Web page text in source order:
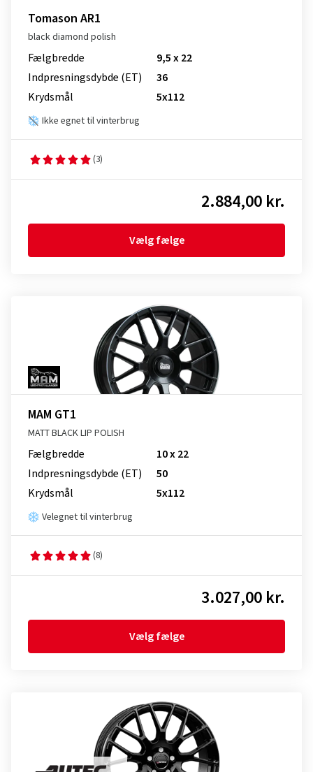
Tomason AR1
black diamond polish
Fælgbredde
9,5 x 22
Indpresnings­dybde (ET)
36
Krydsmål
5x112
Ikke egnet til vinterbrug
(3)
2.884,00 kr.
Vælg fælge
MAM GT1
MATT BLACK LIP POLISH
Fælgbredde
10 x 22
Indpresnings­dybde (ET)
50
Krydsmål
5x112
Velegnet til vinterbrug
(8)
3.027,00 kr.
Vælg fælge